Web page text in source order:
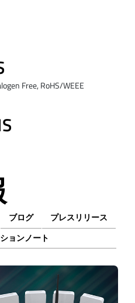
Free, RoHS/WEEE
ブログ
プレスリリース
ョンノート